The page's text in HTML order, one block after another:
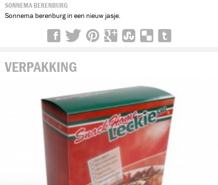
SONNEMA BERENBURG
Sonnema berenburg in een nieuw jasje.
VERPAKKING